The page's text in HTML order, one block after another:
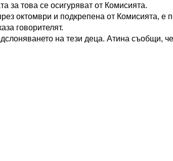
за това се осигуряват от Комисията.
октомври и подкрепена от Комисията, е
говорителят.
на тези деца. Атина съобщи,